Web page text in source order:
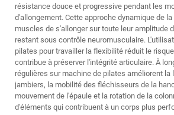
résistance douce et progressive pendant les
d'allongement. Cette approche dynamique de
muscles de s'allonger sur toute leur amplitude
restant sous contrôle neuromusculaire.
pilates pour travailler la flexibilité réduit le
contribue à préserver l'intégrité articulaire. À
régulières sur machine de pilates améliorent la
jambiers, la mobilité des fléchisseurs de la
mouvement de l'épaule et la rotation de la
d'éléments qui contribuent à un corps plus